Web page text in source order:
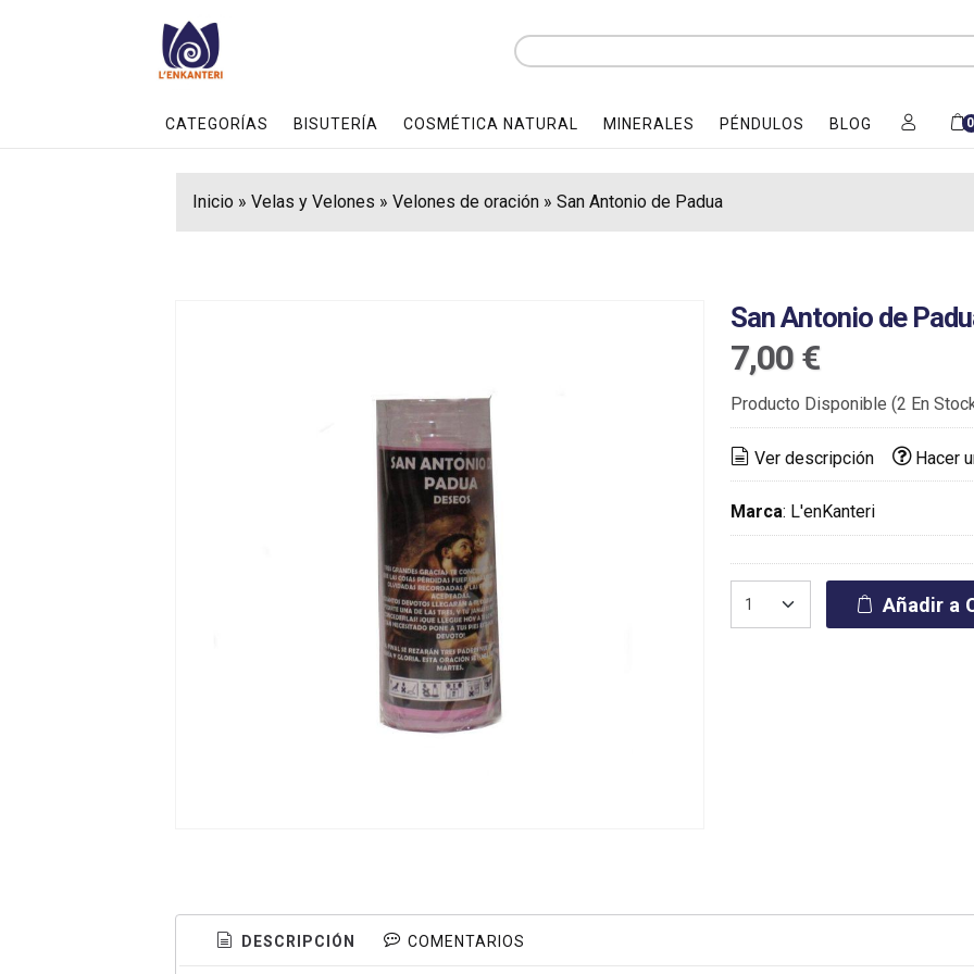
CATEGORÍAS BISUTERÍA COSMÉTICA NATURAL MINERALES PÉNDULOS BLOG 0
Inicio» Velas y Velones » Velones de oración» San Antonio de Padua
San Antonio de
7,00 €
Producto Disponible (2 En
Ver descripción Hacer
Marca: L'enKanteri
Añadir a
DESCRIPCIÓN COMENTARIOS